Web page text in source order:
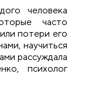
человека
часто
потери его
научиться
рассуждала
психолог